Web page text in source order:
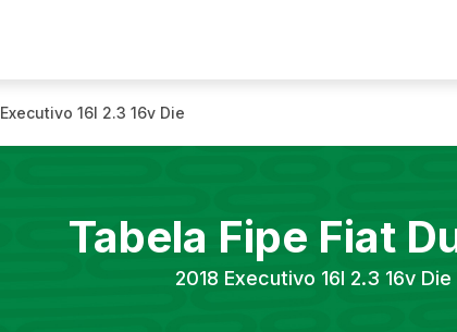
Executivo 16l 2.3 16v Die
Tabela Fipe Fiat
2018 Executivo 16l 2.3 16v Die